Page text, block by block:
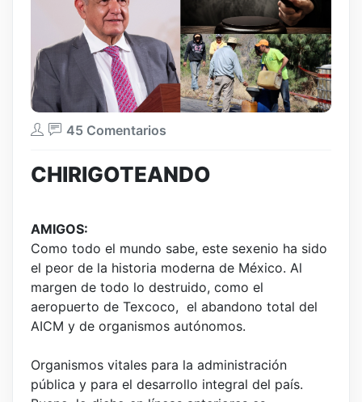
45 Comentarios
CHIRIGOTEANDO
AMIGOS:
Como todo el mundo sabe, este sexenio ha sido
el peor de la historia moderna de México. Al
margen de todo lo destruido, como el
aeropuerto de Texcoco, el abandono total del
AICM y de organismos autónomos.
Organismos vitales para la administración
pública y para el desarrollo integral del país.